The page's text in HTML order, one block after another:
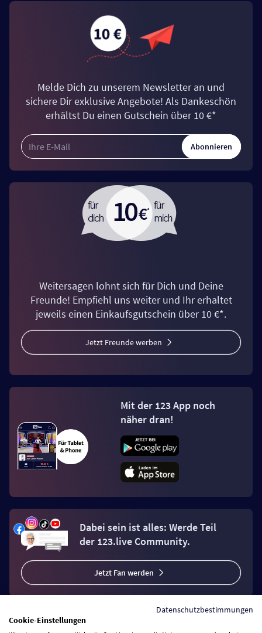
Melde Dich zu unserem Newsletter an und
sichere Dir exklusive Angebote! Als Dankeschön
erhältst Du einen Gutschein über 10 €*
Abonnieren
Weitersagen lohnt sich für Dich und Deine
Freunde! Empfiehl uns weiter und Ihr erhaltet
jeweils einen Einkaufsgutschein über 10 €*.
Jetzt Freunde werben
Mit der 123 App noch
näher dran!
Dabei sein ist alles: Werde Teil
der 123.live Community.
Jetzt Fan werden
Datenschutzbestimmungen
Cookie-Einstellungen